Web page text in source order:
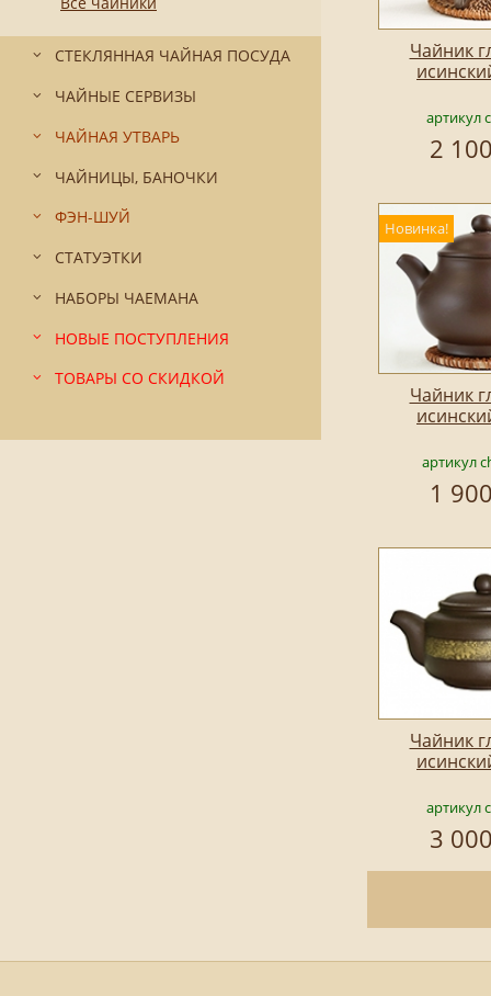
СТЕКЛЯННАЯ ЧАЙНАЯ ПОСУДА
ЧАЙНЫЕ СЕРВИЗЫ
ЧАЙНАЯ УТВАРЬ
ЧАЙНИЦЫ, БАНОЧКИ
ФЭН-ШУЙ
СТАТУЭТКИ
НАБОРЫ ЧАЕМАНА
НОВЫЕ ПОСТУПЛЕНИЯ
ТОВАРЫ СО СКИДКОЙ
Чайник
артикул
2
Новинка!
Чайник
артикул
1
Чайник
артикул
3